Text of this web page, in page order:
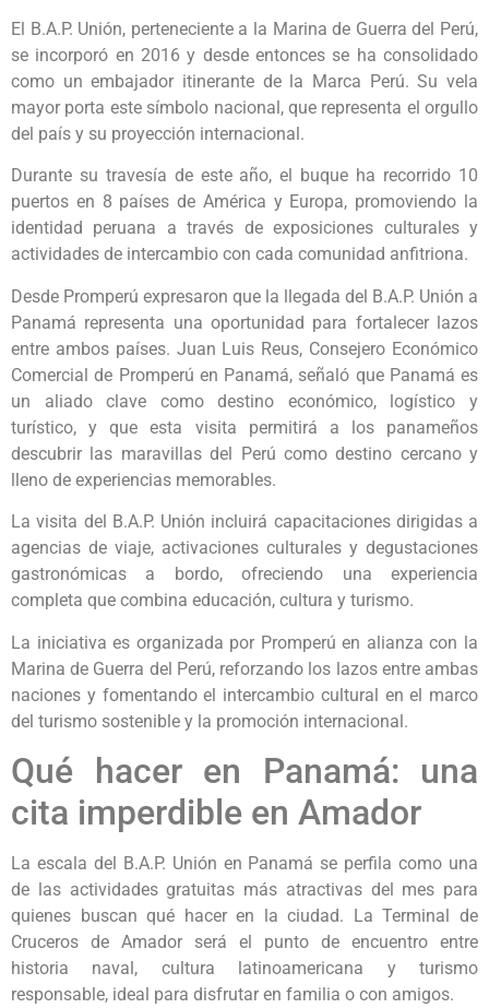
El B.A.P. Unión, perteneciente a la Marina de Guerra del Perú,
se incorporó en 2016 y desde entonces se ha consolidado
como un embajador itinerante de la Marca Perú. Su vela
mayor porta este símbolo nacional, que representa el orgullo
del país y su proyección internacional.
Durante su travesía de este año, el buque ha recorrido 10
puertos en 8 países de América y Europa, promoviendo la
identidad peruana a través de exposiciones culturales y
actividades de intercambio con cada comunidad anfitriona.
Desde Promperú expresaron que la llegada del B.A.P. Unión a
Panamá representa una oportunidad para fortalecer lazos
entre ambos países. Juan Luis Reus, Consejero Económico
Comercial de Promperú en Panamá, señaló que Panamá es
un aliado clave como destino económico, logístico y
turístico, y que esta visita permitirá a los panameños
descubrir las maravillas del Perú como destino cercano y
lleno de experiencias memorables.
La visita del B.A.P. Unión incluirá capacitaciones dirigidas a
agencias de viaje, activaciones culturales y degustaciones
gastronómicas a bordo, ofreciendo una experiencia
completa que combina educación, cultura y turismo.
La iniciativa es organizada por Promperú en alianza con la
Marina de Guerra del Perú, reforzando los lazos entre ambas
naciones y fomentando el intercambio cultural en el marco
del turismo sostenible y la promoción internacional.
Qué hacer en Panamá: una
cita imperdible en Amador
La escala del B.A.P. Unión en Panamá se perfila como una
de las actividades gratuitas más atractivas del mes para
quienes buscan qué hacer en la ciudad. La Terminal de
Cruceros de Amador será el punto de encuentro entre
historia naval, cultura latinoamericana y turismo
responsable, ideal para disfrutar en familia o con amigos.